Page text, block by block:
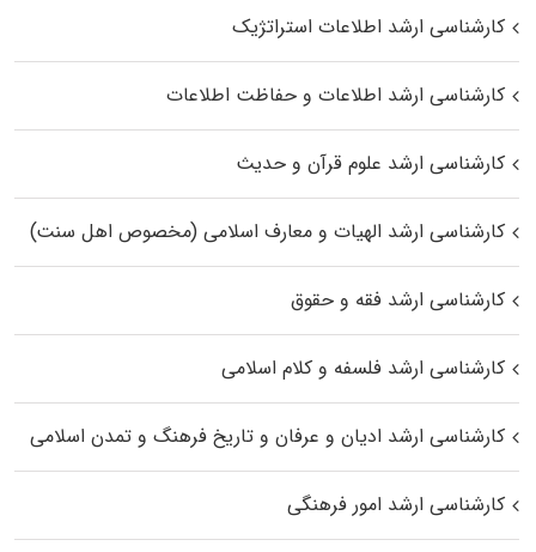
کارشناسی ارشد اطلاعات استراتژیک
کارشناسی ارشد اطلاعات و حفاظت اطلاعات
کارشناسی ارشد علوم قرآن و حدیث
کارشناسی ارشد الهیات و معارف اسلامی (مخصوص اهل سنت)
کارشناسی ارشد فقه و حقوق
کارشناسی ارشد فلسفه و کلام اسلامی
کارشناسی ارشد ادیان و عرفان و تاریخ فرهنگ و تمدن اسلامی
کارشناسی ارشد امور فرهنگی